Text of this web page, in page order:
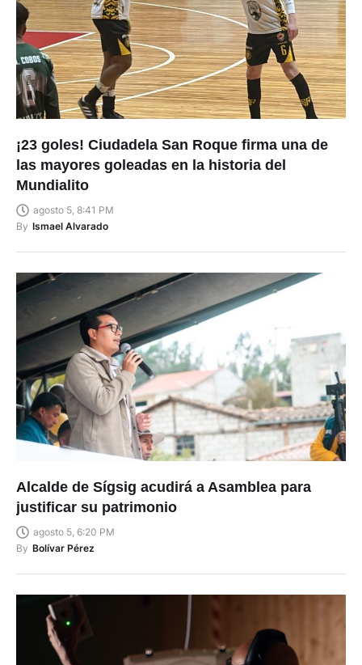
¡23 goles! Ciudadela San Roque firma una de
las mayores goleadas en la historia del
Mundialito
agosto 5, 8:41 PM
By Ismael Alvarado
Alcalde de Sígsig acudirá a Asamblea para
justificar su patrimonio
agosto 5, 6:20 PM
By Bolívar Pérez